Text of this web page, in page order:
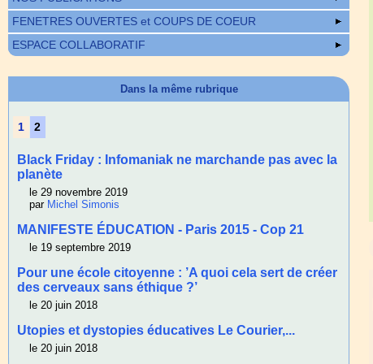
FENETRES OUVERTES et COUPS DE COEUR
ESPACE COLLABORATIF
Dans la même rubrique
1 2
Black Friday : Infomaniak ne marchande pas avec la
planète
le 29 novembre 2019
par Michel Simonis
MANIFESTE ÉDUCATION - Paris 2015 - Cop 21
le 19 septembre 2019
Pour une école citoyenne : ’A quoi cela sert de créer
des cerveaux sans éthique ?’
le 20 juin 2018
Utopies et dystopies éducatives Le Courier,...
le 20 juin 2018